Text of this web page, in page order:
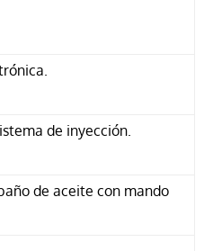
de inyección.
de aceite con mando